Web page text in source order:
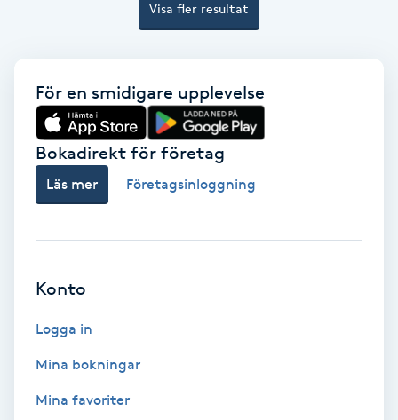
Fettreducering
Fibromassage
Fotvård
Visa fler resultat
För en smidigare upplevelse
Bokadirekt för företag
Läs mer Företagsinloggning
Konto
Logga in
Mina bokningar
Mina favoriter